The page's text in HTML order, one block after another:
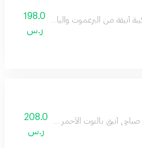
أنيقة من البرغموت والياسمين تنتهي
198.0
ر.س
صباحي أنيق بالتوت الأحمر والفريزيا وخشب
208.0
ر.س